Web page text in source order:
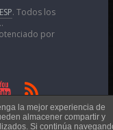
. Todos los
por
Creative Commons
la mejor experiencia de
almacener compartir y
Si continúa